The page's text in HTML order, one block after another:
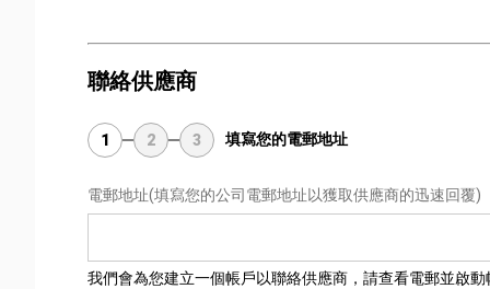
聯絡供應商
1 2 3 填寫您的電郵地址
電郵地址(填寫您的公司電郵地址以獲取供應商的迅速回覆)
我們會為您建立一個帳戶以聯絡供應商，請查看電郵並啟動